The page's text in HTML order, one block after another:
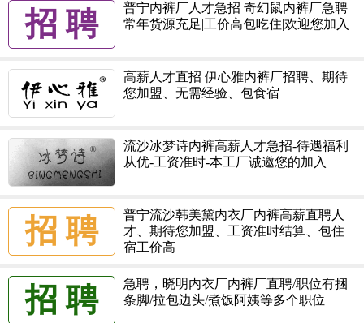
招 聘
普宁内裤厂人才急招 奇幻鼠内裤厂急聘|
常年货源充足|工价高包吃住|欢迎您加入
高薪人才直招 伊心雅内裤厂招聘、期待
您加盟、无需经验、包食宿
流沙冰梦诗内裤高薪人才急招-待遇福利
从优-工资准时-本工厂诚邀您的加入
招 聘
普宁流沙韩美黛内衣厂内裤高薪直聘人
才、期待您加盟、工资准时结算、包住
宿工价高
招 聘
急聘，晓明内衣厂内裤厂直聘/职位有捆
条脚/拉包边头/煮饭阿姨等多个职位